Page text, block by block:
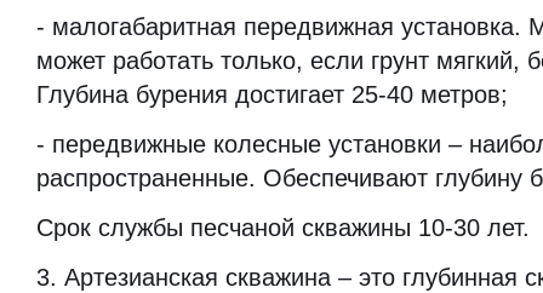
- малогабаритная передвижная установка.
может работать только, если грунт мягкий,
Глубина бурения достигает 25-40 метров;
- передвижные колесные установки –
распространенные. Обеспечивают глубину
Срок службы песчаной скважины 10-30 лет.
3. Артезианская скважина – это глубинная